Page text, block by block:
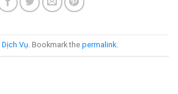
Dịch Vụ. Bookmark the permalink.